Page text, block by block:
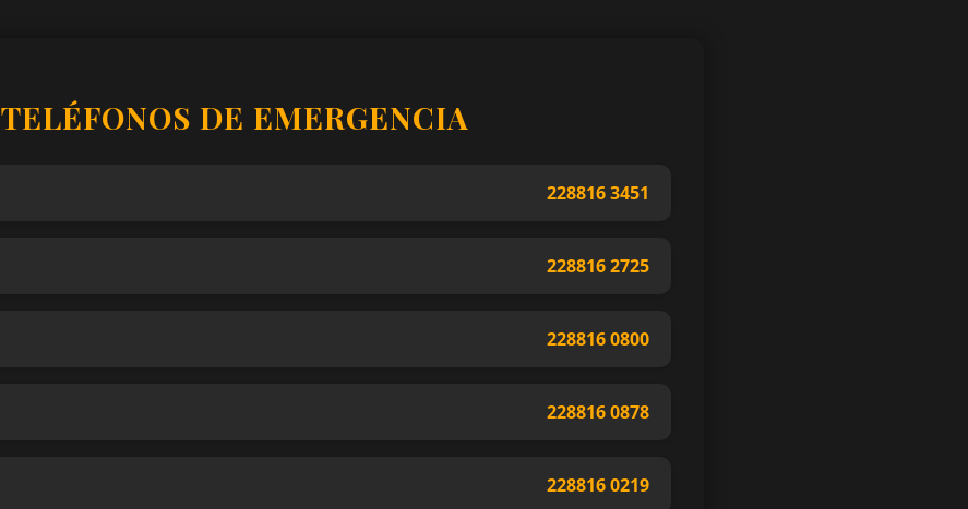
TELÉFONOS DE EMERGENCIA
228816 3451
228816 2725
228816 0800
228816 0878
228816 0219